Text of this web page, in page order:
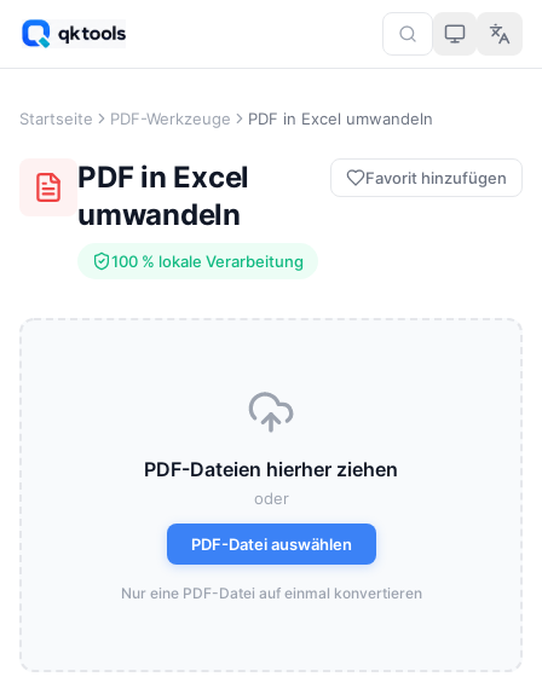
Startseite PDF-Werkzeuge PDF in Excel umwandeln
PDF in Excel
umwandeln
100 % lokale Verarbeitung
Favorit hinzufügen
PDF-Dateien hierher ziehen
oder
PDF-Datei auswählen
Nur eine PDF-Datei auf einmal konvertieren